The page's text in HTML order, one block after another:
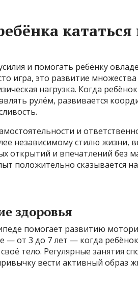
кататься
и помогать ребёнку
игра, это развитие
нагрузка. Когда ребёнок
рулём, развивается
и
независимому стилю жизни,
открытий и впечатлений без
положительно сказывается на
здоровья
помогает развитию
— от 3 до 7 лет — когда
тело. Регулярные занятия
вести активный образ